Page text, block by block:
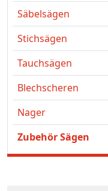
Säbelsägen
Stichsägen
Tauchsägen
Blechscheren
Nager
Zubehör Sägen